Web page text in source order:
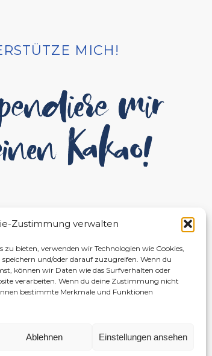
Zustimmung verwalten
zu bieten, verwenden wir Technologien wie Cookies,
und/oder darauf zuzugreifen. Wenn du
können wir Daten wie das Surfverhalten oder
verarbeiten. Wenn du deine Zustimmung nicht
bestimmte Merkmale und Funktionen
Ablehnen Einstellungen ansehen
MICH!